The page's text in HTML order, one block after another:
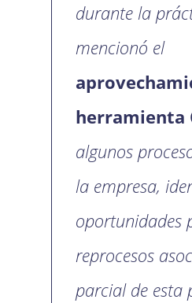
durante la
mencionó el
herramienta
algunos
la empresa,
oportunidades
reprocesos
parcial de esta